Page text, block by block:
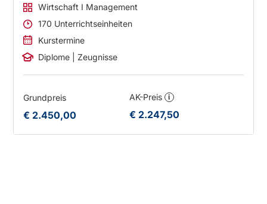
Wirtschaft I Management
170 Unterrichtseinheiten
Kurstermine
Diplome | Zeugnisse
Grundpreis
€ 2.450,00
AK-Preis i
€ 2.247,50